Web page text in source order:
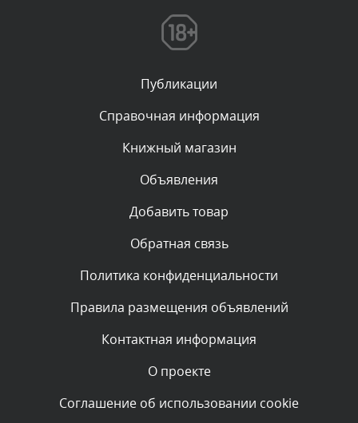
Текст комментария будет виден после проверки
Комментарий проверяется
Текст комментария будет виден после проверки
администратором.
Комментарий проверяется
администратором.
Комментарий проверяется
администратором.
Комментарий проверяется
администратором.
Публикации
Справочная информация
Книжный магазин
Объявления
Добавить товар
Обратная связь
Политика конфиденциальности
Правила размещения объявлений
Контактная информация
О проекте
Соглашение об использовании cookie